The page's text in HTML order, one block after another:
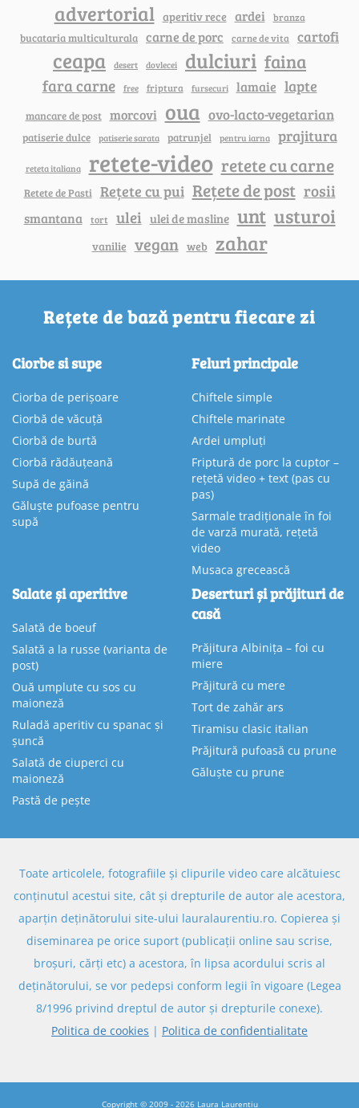
advertorial aperitiv rece ardei branza
bucataria multiculturala carne de porc carne de vita cartofi
ceapa desert dovlecei dulciuri faina
fara carne free friptura fursecuri lamaie lapte
mancare de post morcovi oua ovo-lacto-vegetarian
patiserie dulce patiserie sarata patrunjel pentru iarna prajitura
reteta italiana retete-video retete cu carne
Retete de Pasti Rețete cu pui Rețete de post rosii
smantana tort ulei ulei de masline unt usturoi
vanilie vegan web zahar
Rețete de bază pentru fiecare zi
Ciorbe si supe
Ciorba de perișoare
Ciorbă de văcuță
Ciorbă de burtă
Ciorbă rădăuțeană
Supă de găină
Găluște pufoase pentru
supă
Feluri principale
Chiftele simple
Chiftele marinate
Ardei umpluți
Friptură de porc la cuptor –
rețetă video + text (pas cu
pas)
Sarmale tradiționale în foi
de varză murată, rețetă
video
Musaca grecească
Salate și aperitive
Salată de boeuf
Salată a la russe (varianta de
post)
Ouă umplute cu sos cu
maioneză
Ruladă aperitiv cu spanac și
șuncă
Salată de ciuperci cu
maioneză
Pastă de pește
Deserturi și prăjituri de
casă
Prăjitura Albinița – foi cu
miere
Prăjitură cu mere
Tort de zahăr ars
Tiramisu clasic italian
Prăjitură pufoasă cu prune
Găluște cu prune
Toate articolele, fotografiile și clipurile video care alcătuiesc
conținutul acestui site, cât și drepturile de autor ale acestora,
aparțin deținătorului site-ului lauralaurentiu.ro. Copierea și
diseminarea pe orice suport (publicații online sau scrise,
broșuri, cărți etc) a acestora, în lipsa acordului scris al
deținătorului, se vor pedepsi conform legii în vigoare (Legea
8/1996 privind dreptul de autor și drepturile conexe).
Politica de cookies | Politica de confidentialitate
Copyright © 2009 - 2026 Laura Laurențiu